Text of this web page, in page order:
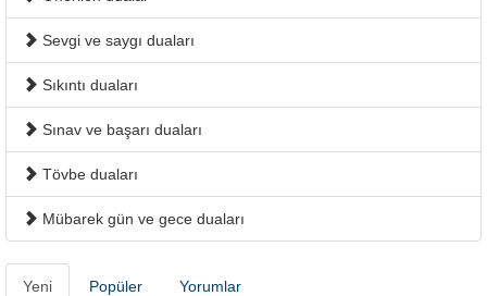
Sevgi ve saygı duaları
Sıkıntı duaları
Sınav ve başarı duaları
Tövbe duaları
Mübarek gün ve gece duaları
Yeni Popüler Yorumlar